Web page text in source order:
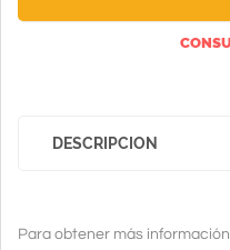
DESCRIPCION
Para obtener más